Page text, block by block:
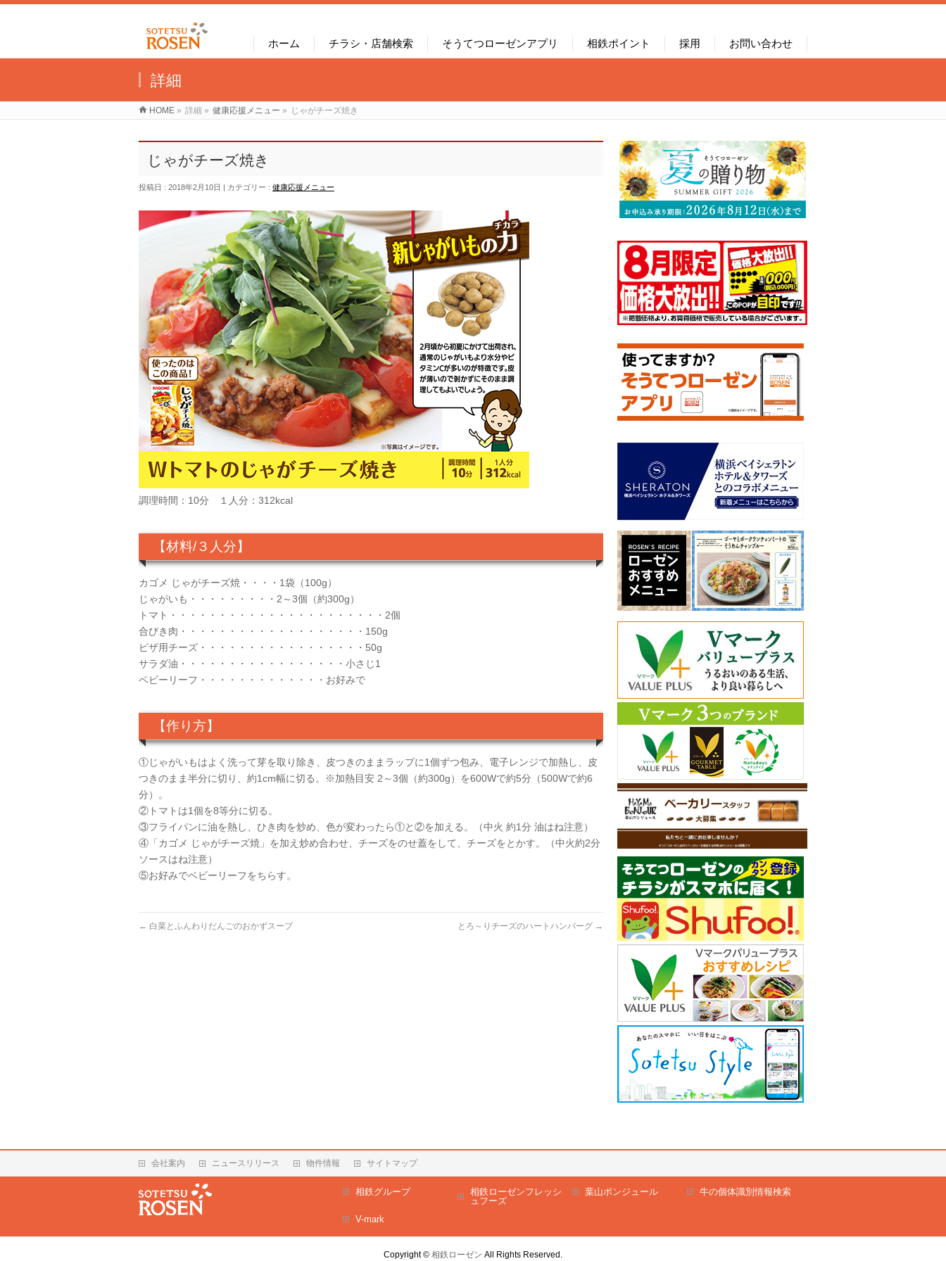
ホーム チラシ・店舗検索 そうてつローゼンアプリ 相鉄ポイント 採用 お問い合わせ
詳細
HOME » 詳細 » 健康応援メニュー » じゃがチーズ焼き
じゃがチーズ焼き
投稿日 : 2018年2月10日 カテゴリー : 健康応援メニュー
調理時間：10分 １人分：312kcal
【材料/３人分】
カゴメ じゃがチーズ焼・・・・1袋（100g）
じゃがいも・・・・・・・・・2～3個（約300g）
トマト・・・・・・・・・・・・・・・・・・・・・・2個
合びき肉・・・・・・・・・・・・・・・・・・・150g
ピザ用チーズ・・・・・・・・・・・・・・・・・50g
サラダ油・・・・・・・・・・・・・・・・・小さじ1
ベビーリーフ・・・・・・・・・・・・・お好みで
【作り方】
①じゃがいもはよく洗って芽を取り除き、皮つきのままラップに1個ずつ包み、電子レンジで加熱し、皮
つきのまま半分に切り、約1cm幅に切る。※加熱目安 2～3個（約300g）を600Wで約5分（500Wで約6
分）。
②トマトは1個を8等分に切る。
③フライパンに油を熱し、ひき肉を炒め、色が変わったら①と②を加える。（中火 約1分 油はね注意）
④「カゴメ じゃがチーズ焼」を加え炒め合わせ、チーズをのせ蓋をして、チーズをとかす。（中火約2分
ソースはね注意）
⑤お好みでベビーリーフをちらす。
← 白菜とふんわりだんごのおかずスープ とろ～りチーズのハートハンバーグ →
会社案内 ニュースリリース 物件情報 サイトマップ
相鉄グループ
相鉄ローゼンフレッシ
ュフーズ
葉山ボンジュール 牛の個体識別情報検索
V-mark
Copyright © 相鉄ローゼン All Rights Reserved.